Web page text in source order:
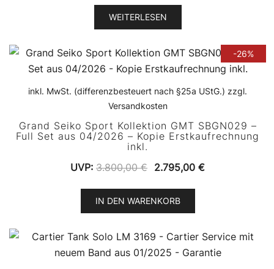
11.499,99 €
WEITERLESEN
-26%
inkl. MwSt. (differenzbesteuert nach §25a UStG.) zzgl.
Versandkosten
Grand Seiko Sport Kollektion GMT SBGN029 –
Full Set aus 04/2026 – Kopie Erstkaufrechnung
inkl.
UVP: 3.800,00€ Ursprünglicher
war:
3.800,00 €
2.795,00 €Aktueller
IN DEN WARENKORB